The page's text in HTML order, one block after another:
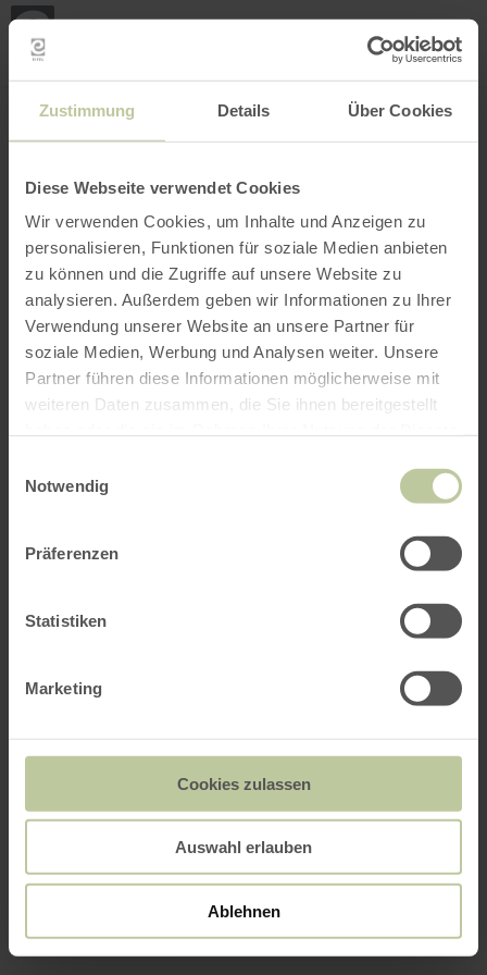
Zustimmung Details Über Cookies
Diese Webseite verwendet Cookies
Wir verwenden Cookies, um Inhalte und Anzeigen zu
personalisieren, Funktionen für soziale Medien anbieten
zu können und die Zugriffe auf unsere Website zu
analysieren. Außerdem geben wir Informationen zu Ihrer
Verwendung unserer Website an unsere Partner für
soziale Medien, Werbung und Analysen weiter. Unsere
Partner führen diese Informationen möglicherweise mit
weiteren Daten zusammen, die Sie ihnen bereitgestellt
Notwendig
Präferenzen
Statistiken
Marketing
Cookies zulassen
Auswahl erlauben
Ablehnen
INTERACTIEVE KAART
Mijn
Filter openen